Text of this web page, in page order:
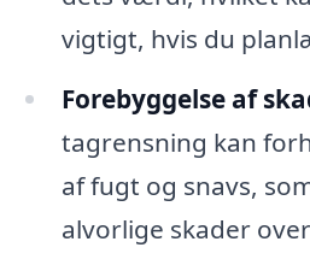
vigtigt, hvis du
Forebyggelse af
tagrensning kan
af fugt og snavs,
alvorlige skader